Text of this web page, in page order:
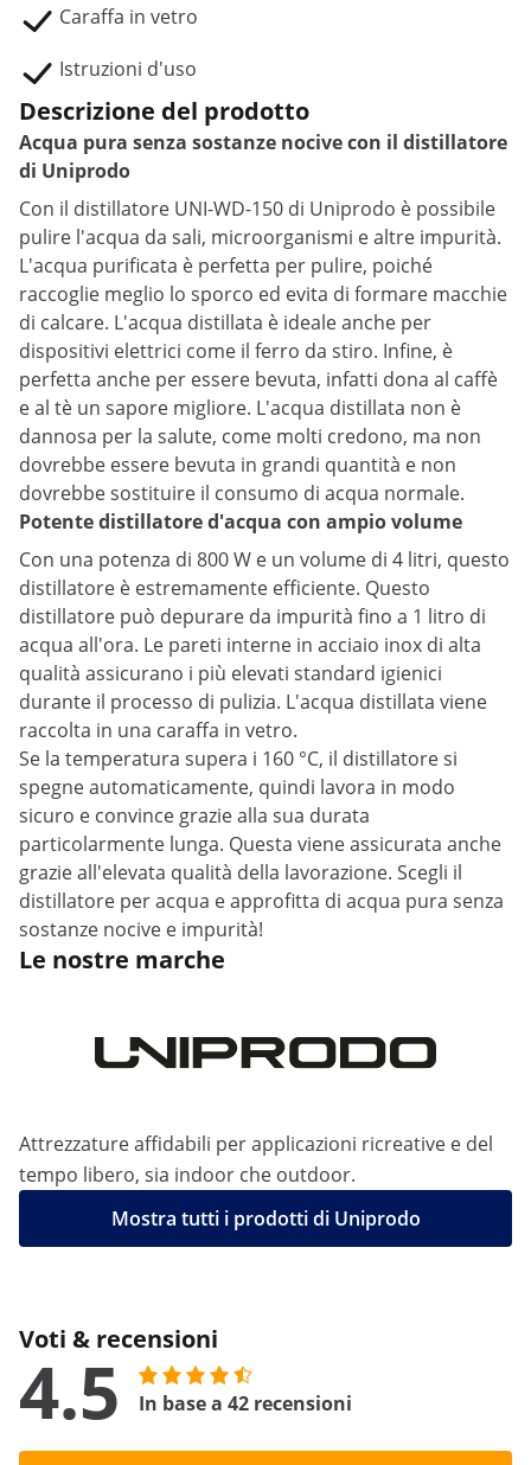
Caraffa in vetro
Istruzioni d'uso
Descrizione del prodotto
Acqua pura senza sostanze nocive con il distillatore
di Uniprodo
Con il distillatore UNI-WD-150 di Uniprodo è possibile
pulire l'acqua da sali, microorganismi e altre impurità.
L'acqua purificata è perfetta per pulire, poiché
raccoglie meglio lo sporco ed evita di formare macchie
di calcare. L'acqua distillata è ideale anche per
dispositivi elettrici come il ferro da stiro. Infine, è
perfetta anche per essere bevuta, infatti dona al caffè
e al tè un sapore migliore. L'acqua distillata non è
dannosa per la salute, come molti credono, ma non
dovrebbe essere bevuta in grandi quantità e non
dovrebbe sostituire il consumo di acqua normale.
Potente distillatore d'acqua con ampio volume
Con una potenza di 800 W e un volume di 4 litri, questo
distillatore è estremamente efficiente. Questo
distillatore può depurare da impurità fino a 1 litro di
acqua all'ora. Le pareti interne in acciaio inox di alta
qualità assicurano i più elevati standard igienici
durante il processo di pulizia. L'acqua distillata viene
raccolta in una caraffa in vetro.
Se la temperatura supera i 160 °C, il distillatore si
spegne automaticamente, quindi lavora in modo
sicuro e convince grazie alla sua durata
particolarmente lunga. Questa viene assicurata anche
grazie all'elevata qualità della lavorazione. Scegli il
distillatore per acqua e approfitta di acqua pura senza
sostanze nocive e impurità!
Le nostre marche
Attrezzature affidabili per applicazioni ricreative e del
tempo libero, sia indoor che outdoor.
Mostra tutti i prodotti di Uniprodo
Voti & recensioni
4.5 In base a 42 recensioni